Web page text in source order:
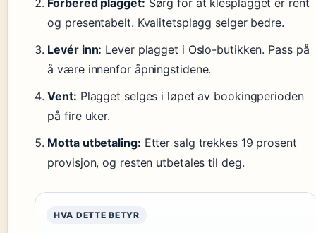
Forbered plagget: Sørg for at klesplagget er rent
og presentabelt. Kvalitetsplagg selger bedre.
Levér inn: Lever plagget i Oslo-butikken. Pass på
å være innenfor åpningstidene.
Vent: Plagget selges i løpet av bookingperioden
på fire uker.
Motta utbetaling: Etter salg trekkes 19 prosent
provisjon, og resten utbetales til deg.
HVA DETTE BETYR